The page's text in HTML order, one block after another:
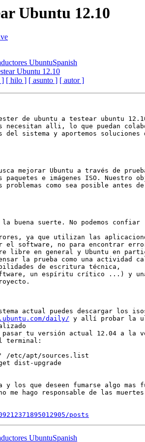
Ubuntu 12.10
UbuntuSpanish
Ubuntu 12.10
] [ hilo ] [ asunto ] [ autor ]
de ubuntu a testear ubuntu 12.10
necesitan alli, lo que puedan
del sistema y aportemos soluciones
mejorar Ubuntu a través de
e imágenes ISO. Nuestro
como sea posible antes de
buena suerte. No podemos confiar
ya que utilizan las
el software, no para encontrar
libre en general y Ubuntu en
la prueba como una actividad
de escritura técnica,
un espíritu crítico ...) y
actual puedes descargar los
daily/ y allí probar la
pasar tu versión actual 12.04 a la
terminal:
/etc/apt/sources.list
dist-upgrade
los que deseen fumarse algo mas
me hago responsable de las muertes
posts
UbuntuSpanish